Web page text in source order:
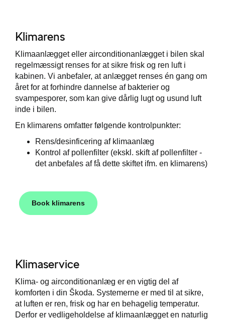
Klimarens
Klimaanlægget eller airconditionanlægget i bilen skal
regelmæssigt renses for at sikre frisk og ren luft i
kabinen. Vi anbefaler, at anlægget renses én gang om
året for at forhindre dannelse af bakterier og
svampesporer, som kan give dårlig lugt og usund luft
inde i bilen.
En klimarens omfatter følgende kontrolpunkter:
Rens/desinficering af klimaanlæg
Kontrol af pollenfilter (ekskl. skift af pollenfilter -
det anbefales af få dette skiftet ifm. en klimarens)
Book klimarens
Klimaservice
Klima- og airconditionanlæg er en vigtig del af
komforten i din Škoda. Systemerne er med til at sikre,
at luften er ren, frisk og har en behagelig temperatur.
Derfor er vedligeholdelse af klimaanlægget en naturlig